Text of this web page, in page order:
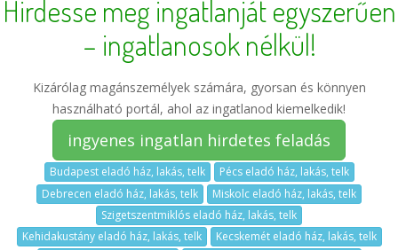
Hirdesse meg ingatlanját egyszerűen
– ingatlanosok nélkül!
Kizárólag magánszemélyek számára, gyorsan és könnyen
használható portál, ahol az ingatlanod kiemelkedik!
ingyenes ingatlan hirdetes feladás
Budapest eladó ház, lakás, telk
Pécs eladó ház, lakás, telk
Debrecen eladó ház, lakás, telk
Miskolc eladó ház, lakás, telk
Szigetszentmiklós eladó ház, lakás, telk
Kehidakustány eladó ház, lakás, telk
Kecskemét eladó ház, lakás, telk